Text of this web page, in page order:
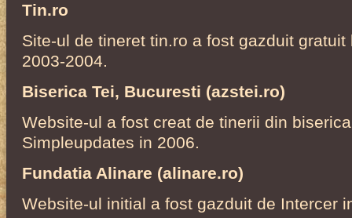
Tin.ro
Site-ul de tineret tin.ro a fost gazduit
2003-2004.
Biserica Tei, Bucuresti (azstei.ro)
Website-ul a fost creat de tinerii din
Simpleupdates in 2006.
Fundatia Alinare (alinare.ro)
Website-ul initial a fost gazduit de Intercer